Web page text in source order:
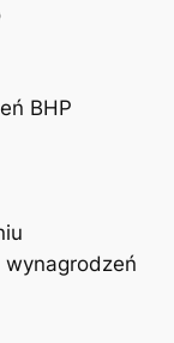
BHP